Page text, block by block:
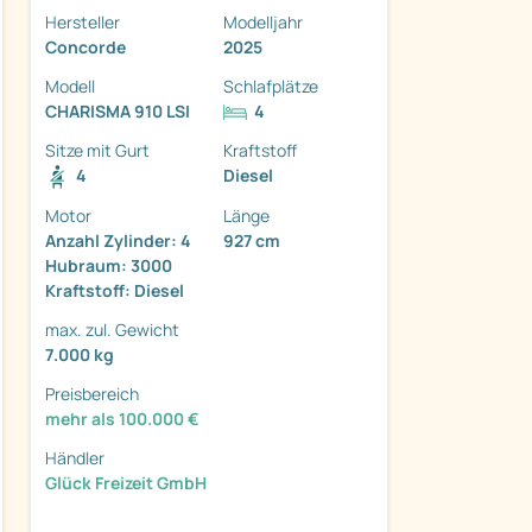
Hersteller
Concorde
Modelljahr
2025
Modell
CHARISMA 910 LSI
Schlafplätze
4
Sitze mit Gurt
4
Kraftstoff
Diesel
Motor
Anzahl Zylinder: 4
Hubraum: 3000
Kraftstoff: Diesel
Länge
927 cm
max. zul. Gewicht
7.000 kg
Preisbereich
mehr als 100.000 €
Händler
Glück Freizeit GmbH